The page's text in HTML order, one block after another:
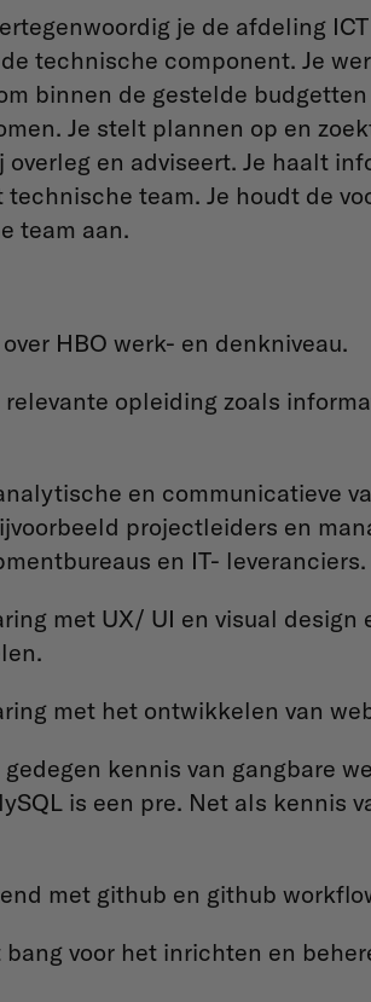
je de afdeling
technische component. Je
binnen de gestelde
Je stelt plannen op en
overleg en adviseert. Je haalt
technische team. Je houdt de
team aan.
HBO werk- en denkniveau.
relevante opleiding zoals
en communicatieve
projectleiders en
en IT- leveranciers.
met UX/ UI en visual
met het ontwikkelen van
kennis van gangbare
is een pre. Net als kennis
met github en github
voor het inrichten en